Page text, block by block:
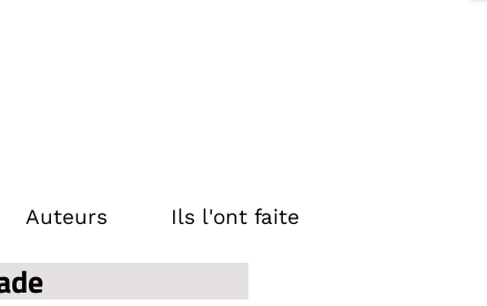
Auteurs Ils l'ont faite